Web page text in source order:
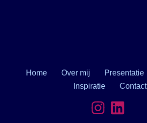
Home Over mij Presentatie
Inspiratie
Contact